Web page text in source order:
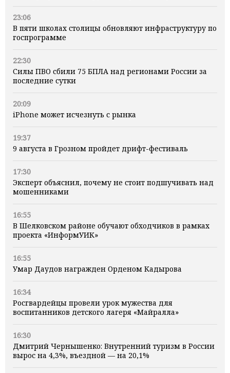
23:06
В пяти школах столицы обновляют инфраструктуру по
госпрограмме
22:30
Силы ПВО сбили 75 БПЛА над регионами России за
последние сутки
20:09
iPhone может исчезнуть с рынка
19:37
9 августа в Грозном пройдет дрифт-фестиваль
17:30
Эксперт объяснил, почему не стоит подшучивать над
мошенниками
16:55
В Шелковском районе обучают обходчиков в рамках
проекта «ИнформУИК»
16:55
Умар Даудов награжден Орденом Кадырова
16:34
Росгвардейцы провели урок мужества для
воспитанников детского лагеря «Майралла»
16:30
Дмитрий Чернышенко: Внутренний туризм в России
вырос на 4,3%, въездной — на 20,1%